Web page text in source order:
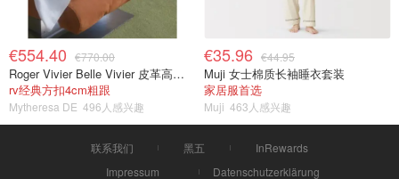
€554.40 €770.00
Roger Vivier Belle Vivier 皮革高跟鞋
rv经典方扣4cm粗跟
Mytheresa DE 496人感兴趣
€35.96 €44.95
Muji 女士棉质长袖睡衣套装
家居服首选
Muji 463人感兴趣
联系我们 黑五
InRewards
Impressum
Datenschutzerklärung